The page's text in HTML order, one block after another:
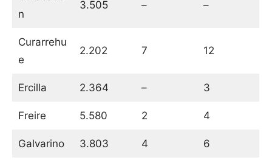
n
3.505 – –
Curarrehu
e
2.202 7 12
Ercilla 2.364 – 3
Freire 5.580 2 4
Galvarino 3.803 4 6